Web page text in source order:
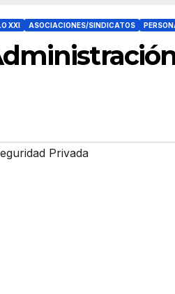
XXI ASOCIACIONES/SINDICATOS
Privada